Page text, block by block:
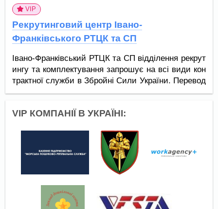
во військової родини.
Приєднуйся до боротьби. Бо разом ми здатні на
більше!
Якщо ви готові приєднатися до нашої команди та
надсилайте ваше резюме або звертайтесь за тел
ефоном.
VIP
Рекрутинговий центр Івано-
Франківського РТЦК та СП
Івано-Франківський РТЦК та СП відділення рекрут
ингу та комплектування запрошує на всі види кон
трактної служби в Збройні Сили України. Перевод
ами між військовими частинами та СЗЧ не займа
VIP КОМПАНІЇ В УКРАЇНІ: